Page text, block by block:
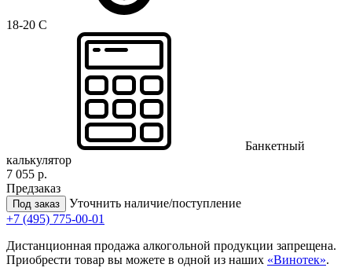
18-20 C
Банкетный
калькулятор
7 055 р.
Предзаказ
Под заказ
Уточнить наличие/поступление
+7 (495) 775-00-01
Дистанционная продажа алкогольной продукции запрещена.
Приобрести товар вы можете в одной из наших «Винотек».